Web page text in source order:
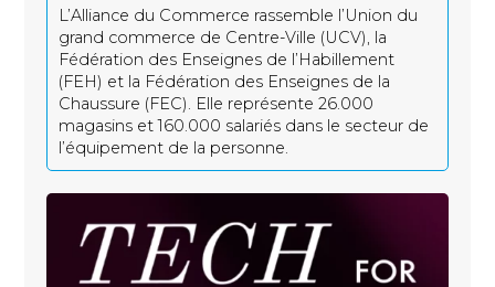
L’Alliance du Commerce rassemble l’Union du
grand commerce de Centre-Ville (UCV), la
Fédération des Enseignes de l’Habillement
(FEH) et la Fédération des Enseignes de la
Chaussure (FEC). Elle représente 26.000
magasins et 160.000 salariés dans le secteur de
l’équipement de la personne.